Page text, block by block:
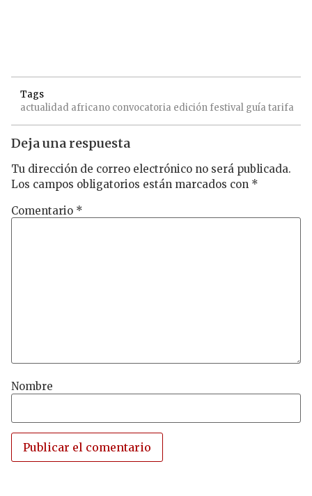
Tags
actualidad africano convocatoria edición festival guía tarifa
Deja una respuesta
Tu dirección de correo electrónico no será publicada.
Los campos obligatorios están marcados con *
Comentario *
Nombre